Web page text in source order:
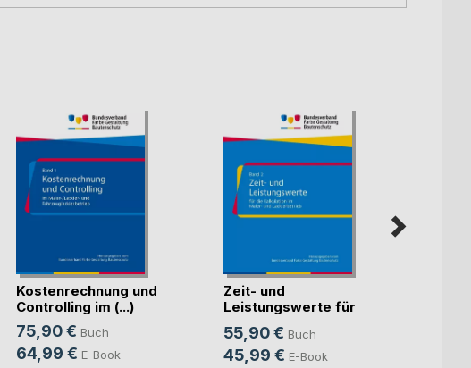
Kostenrechnung und
Controlling im (...)
75,90 € Buch
64,99 € E-Book
Zeit- und
Leistungswerte für
die K(...)
55,90 € Buch
45,99 € E-Book